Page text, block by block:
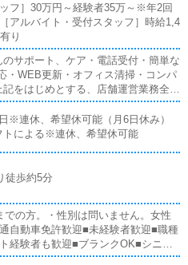
フ］30万円～経験者35万～※年2回
アルバイト・受付スタッフ］時給1,4
り
のサポート、ケア・電話受付・簡単な
・WEB更新・オフィス清掃・コンパ
をはじめとする、店舗運営業務全般
※連休、希望休可能（月6日休み）
トによる※連休、希望休可能
徒歩約5分
での方。・性別は問いません。女性
自動車免許歓迎■未経験者歓迎■職種
経験者も歓迎■ブランクOK■シニア